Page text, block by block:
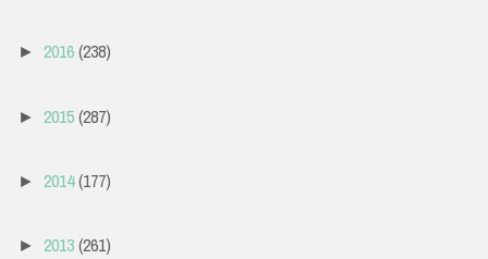
► 2016(238)
► 2015(287)
► 2014(177)
► 2013(261)